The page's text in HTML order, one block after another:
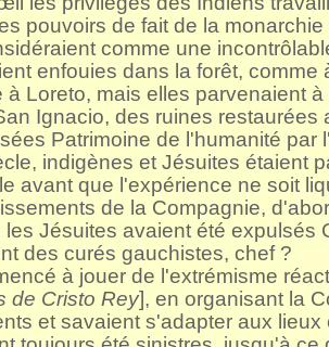
pouvoirs de fait de la
comme une
enfouies dans la forêt, comme
à Loreto, mais elles parvenaient
Ignacio, des ruines restaurées
Patrimoine de l'humanité par
indigènes et Jésuites étaient
avant que l'expérience ne soit
de la Compagnie,
Jésuites avaient été expulsés
des curés gauchistes, chef ?
à jouer de l'extrémisme
de Cristo Rey], en organisant la
et savaient s'adapter aux